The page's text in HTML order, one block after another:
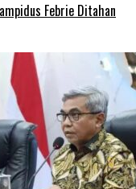
Febrie Ditahan